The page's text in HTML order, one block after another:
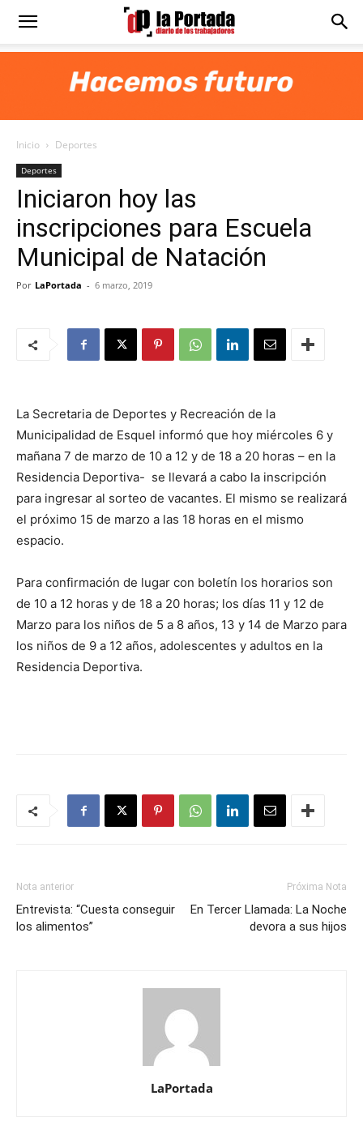
Diario
Portada
Inicio Deportes
Deportes
Iniciaron hoy las
inscripciones para Escuela
Municipal de Natación
Por LaPortada - 6 marzo, 2019
La Secretaria de Deportes y Recreación de la
Municipalidad de Esquel informó que hoy miércoles 6 y
mañana 7 de marzo de 10 a 12 y de 18 a 20 horas – en la
Residencia Deportiva- se llevará a cabo la inscripción
para ingresar al sorteo de vacantes. El mismo se realizará
el próximo 15 de marzo a las 18 horas en el mismo
espacio.
Para confirmación de lugar con boletín los horarios son
de 10 a 12 horas y de 18 a 20 horas; los días 11 y 12 de
Marzo para los niños de 5 a 8 años, 13 y 14 de Marzo para
los niños de 9 a 12 años, adolescentes y adultos en la
Residencia Deportiva.
Nota anterior
Entrevista: “Cuesta conseguir
los alimentos”
Próxima Nota
En Tercer Llamada: La Noche
devora a sus hijos
LaPortada